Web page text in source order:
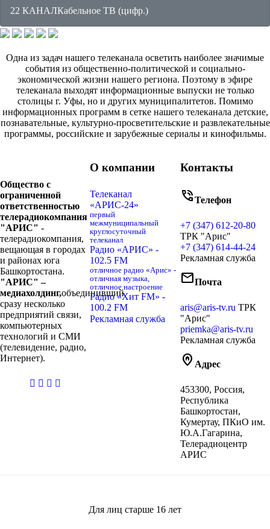
22 КАНАЛКабельное ТВ (цифр.)
Одна из задач нашего телеканала осветить наиболее значимые
события из общественно-политической и социально-
экономической жизни нашего региона. Поэтому в эфире
телеканала выходят информационные выпуски не только
столицы г. Уфы, но и других муниципалитетов. Помимо
информационных программ в сетке нашего телеканала детские,
познавательные, культурно-просветительские и развлекательные
программы, российские и зарубежные сериалы и кинофильмы.
Общество с
ограниченной
ответственностью
телерадиокомпания
"АРИС" -
телерадиокомпания,
вещающая в городах
и районах юга
Башкортостана.
"АРИС" –
медиахолдинг,объединивший
сразу несколько
предприятий связи,
компьютерных
технологий и СМИ
(телевидение, радио,
Интернет).
casibom
О компании
Телеканал
«АРИС-24»
первый
межмуниципальный
круглосуточный
телеканал
Радио «АРИС» -
102.5 FM
отличное радио «Арис» -
отличная музыка,
отличное настроение
Радио «Хит FM» -
100.2 FM
Рекламная служба
Контакты
phone_in_talkТелефон
+7 (347) 612-20-80
ТРК "Арис"
+7 (347) 614-44-24
Рекламная служба
mailПочта
aris@aris-tv.ru ТРК
"Арис"
priemka@aris-tv.ru
Рекламная служба
home_pin Адрес
453300, Россия,
Республика
Башкортостан,
Кумертау, ПКиО им.
Ю.А.Гагарина,
Телерадиоцентр
АРИС
Для лиц старше 16 лет